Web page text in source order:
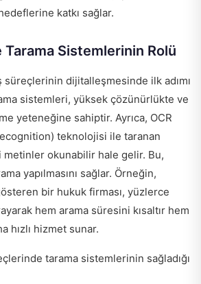
katkı sağlar.
Sistemlerinin Rolü
dijitalleşmesinde ilk adımı
sistemleri, yüksek çözünürlükte ve
yeteneğine sahiptir. Ayrıca, OCR
teknolojisi ile taranan
okunabilir hale gelir. Bu,
yapılmasını sağlar. Örneğin,
bir hukuk firması, yüzlerce
hem arama süresini kısaltır hem
hızlı hizmet sunar.
tarama sistemlerinin sağladığı